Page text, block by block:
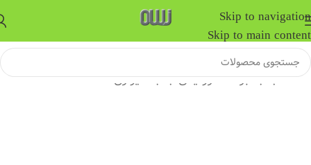
Skip to navigation
Skip to main content
خانه/جعبه برد الکترونیکی/جعبه دیواری